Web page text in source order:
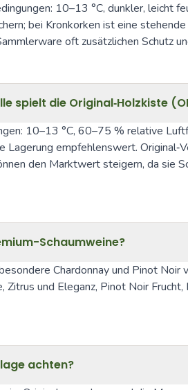
10–13 °C, dunkler, leicht
bei Kronkorken ist eine
oft zusätzlichen Schutz
spielt die Original‑Holzkiste
10–13 °C, 60–75 % relative
empfehlenswert.
den Marktwert steigern, da sie
Schaumweine?
Chardonnay und Pinot
und Eleganz, Pinot Noir
achten?